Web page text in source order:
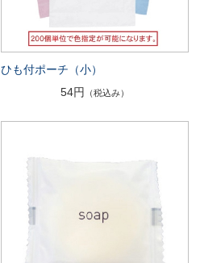
ひも付ポーチ（小）
54円
（税込み）